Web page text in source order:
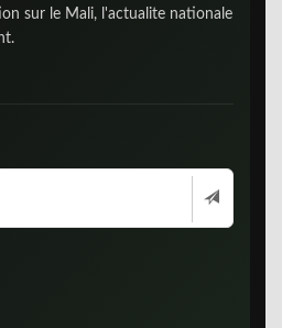
sur le Mali, l'actualite nationale